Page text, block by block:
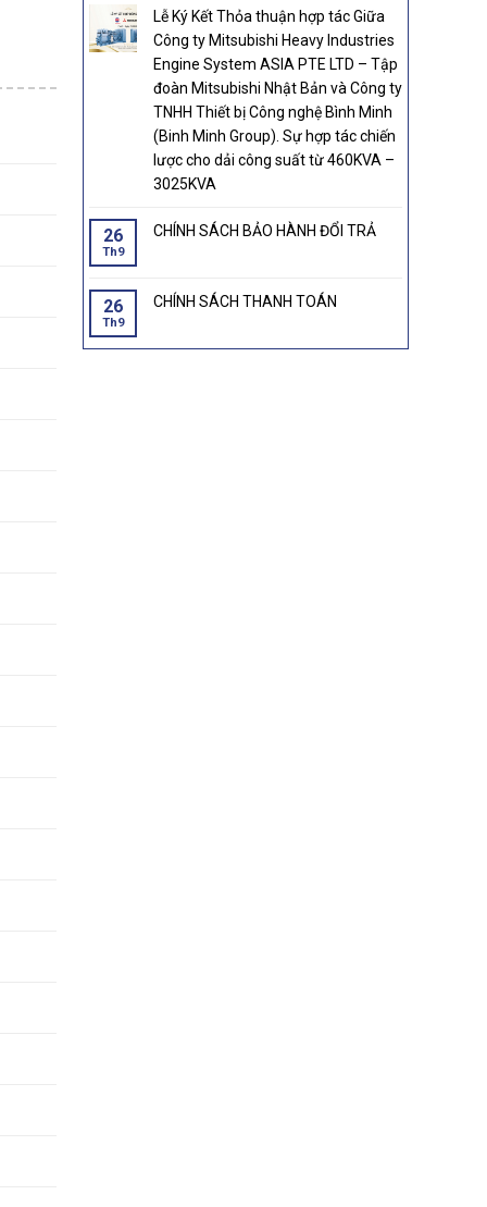
Lễ Ký Kết Thỏa thuận hợp tác Giữa
Công ty Mitsubishi Heavy Industries
Engine System ASIA PTE LTD – Tập
đoàn Mitsubishi Nhật Bản và Công ty
TNHH Thiết bị Công nghệ Bình Minh
(Binh Minh Group). Sự hợp tác chiến
lược cho dải công suất từ 460KVA –
3025KVA
26
Th9
CHÍNH SÁCH BẢO HÀNH ĐỔI TRẢ
26
Th9
CHÍNH SÁCH THANH TOÁN